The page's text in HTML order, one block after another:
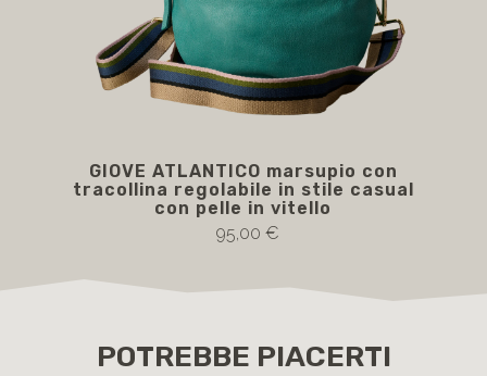
GIOVE ATLANTICO marsupio con
tracollina regolabile in stile casual
con pelle in vitello
95,00 €
POTREBBE PIACERTI